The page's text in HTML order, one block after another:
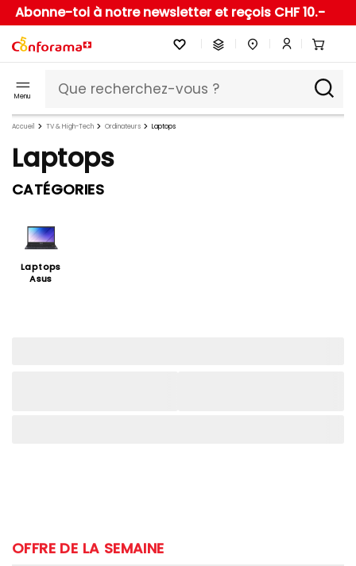
Abonne-toi à notre newsletter et reçois CHF 10.-
Menu
Accueil TV & High-Tech Ordinateurs Laptops
Laptops
CATÉGORIES
Laptops
Asus
OFFRE DE LA SEMAINE